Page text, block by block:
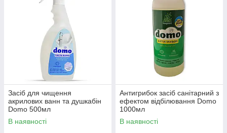
Засіб для чищення
акрилових ванн та душкабін
Domo 500мл
В наявності
Антигрибок засіб санітарний з
ефектом відбілювання Domo
1000мл
В наявності